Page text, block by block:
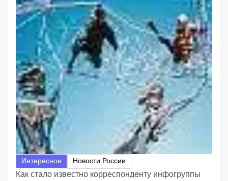
Интересное Новости России
Как стало известно корреспонденту инфогруппы